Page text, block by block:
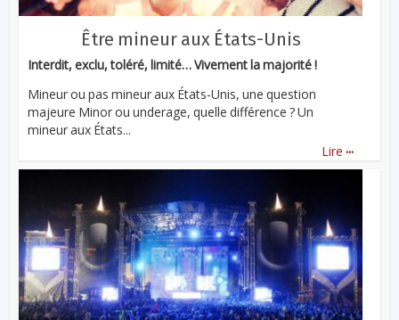
Être mineur aux États-Unis
Interdit, exclu, toléré, limité… Vivement la majorité !
Mineur ou pas mineur aux États-Unis, une question
majeure Minor ou underage, quelle différence ? Un
mineur aux États...
Lire ...